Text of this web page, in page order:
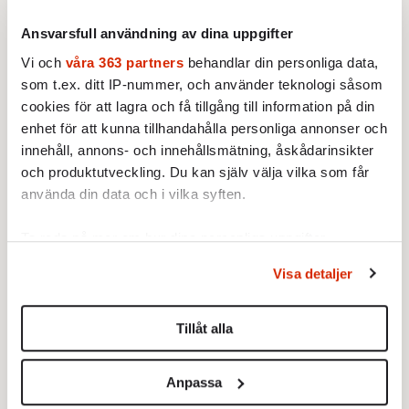
Ansvarsfull användning av dina uppgifter
Vi och våra 363 partners behandlar din personliga data,
som t.ex. ditt IP-nummer, och använder teknologi såsom
cookies för att lagra och få tillgång till information på din
enhet för att kunna tillhandahålla personliga annonser och
innehåll, annons- och innehållsmätning, åskådarinsikter
och produktutveckling. Du kan själv välja vilka som får
använda din data och i vilka syften.
Ta reda på mer om hur dina personliga uppgifter
Du kan ändra eller dra tillbaka ditt samtycke när som
helst från cookie-förklaringen.
Vi använder enhetsidentifierare för att anpassa innehållet
för sociala medier och analysera vår trafik. Vi
Visa detaljer
Tillåt alla
Anpassa
konstnärens lidande
romantiseras, än diskutera en
enskild författares karaktär.
Lars Lindberg
23 SEPTEMBER 2011
MINNESORD
Travkusk och travtränare, dog
den 28 augusti, 70 år gammal
Malte Persson:Jag
hatar internet
kritisera deras medievanor. Av
orsakat…
Fokus Redaktionen:
Välj rätt valfrihet
skymmer den privata
utmaningar